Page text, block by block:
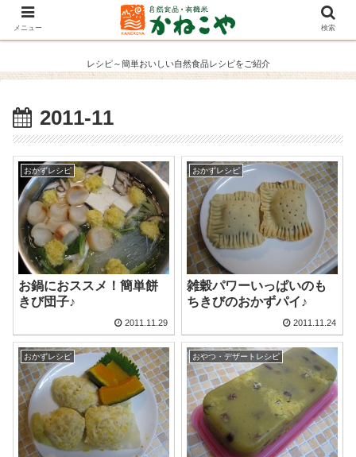
レシピ～簡単おいしい自然食品レシピをご紹介
2011-11
おかずレシピ
お鍋におススメ！簡単餅
きび団子♪
2011.11.29
おかずレシピ
雑穀パワーいっぱいのも
ちきびのおかずパイ♪
2011.11.24
おかずレシピ おやつ・デザートレシピ
メニュー 検索